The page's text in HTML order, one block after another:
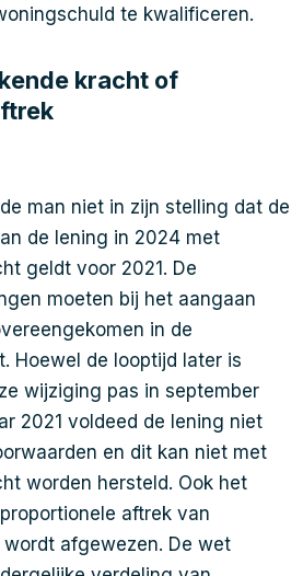
te kwalificeren.
kracht of
man niet in zijn stelling dat de
de lening in 2024 met
geldt voor 2021. De
moeten bij het aangaan
in de
Hoewel de looptijd later is
wijziging pas in september
2021 voldeed de lening niet
en dit kan niet met
worden hersteld. Ook het
aftrek van
afgewezen. De wet